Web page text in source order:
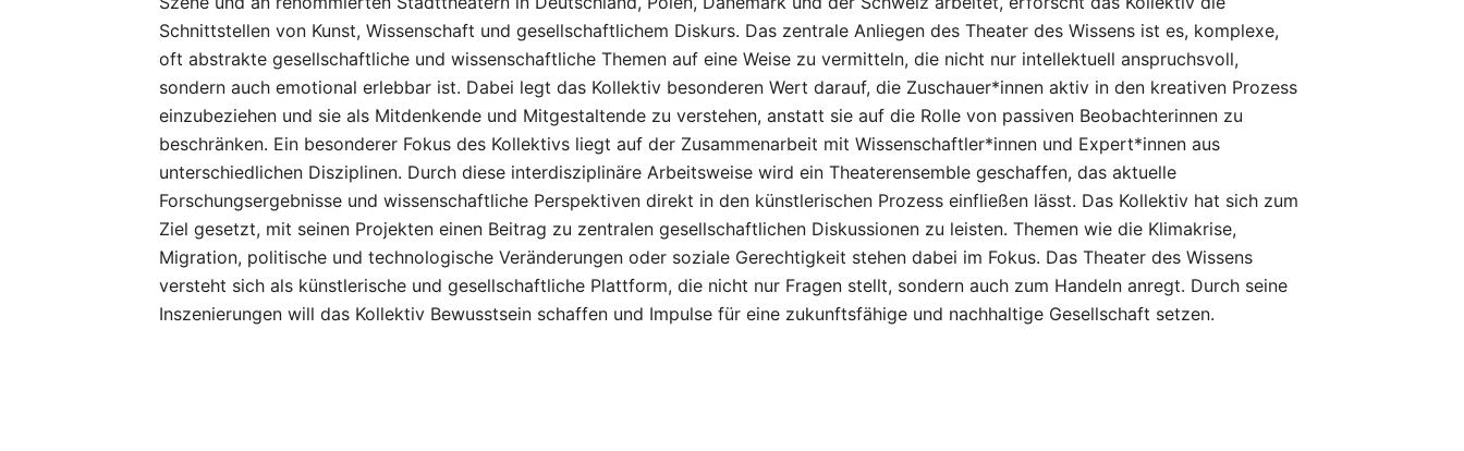
Schnittstellen von Kunst, Wissenschaft und gesellschaftlichem Diskurs. Das zentrale Anliegen des Theater des Wissens ist es, komplexe,
oft abstrakte gesellschaftliche und wissenschaftliche Themen auf eine Weise zu vermitteln, die nicht nur intellektuell anspruchsvoll,
sondern auch emotional erlebbar ist. Dabei legt das Kollektiv besonderen Wert darauf, die Zuschauer*innen aktiv in den kreativen Prozess
einzubeziehen und sie als Mitdenkende und Mitgestaltende zu verstehen, anstatt sie auf die Rolle von passiven Beobachterinnen zu
beschränken. Ein besonderer Fokus des Kollektivs liegt auf der Zusammenarbeit mit Wissenschaftler*innen und Expert*innen aus
unterschiedlichen Disziplinen. Durch diese interdisziplinäre Arbeitsweise wird ein Theaterensemble geschaffen, das aktuelle
Forschungsergebnisse und wissenschaftliche Perspektiven direkt in den künstlerischen Prozess einfließen lässt. Das Kollektiv hat sich zum
Ziel gesetzt, mit seinen Projekten einen Beitrag zu zentralen gesellschaftlichen Diskussionen zu leisten. Themen wie die Klimakrise,
Migration, politische und technologische Veränderungen oder soziale Gerechtigkeit stehen dabei im Fokus. Das Theater des Wissens
versteht sich als künstlerische und gesellschaftliche Plattform, die nicht nur Fragen stellt, sondern auch zum Handeln anregt. Durch seine
Inszenierungen will das Kollektiv Bewusstsein schaffen und Impulse für eine zukunftsfähige und nachhaltige Gesellschaft setzen.